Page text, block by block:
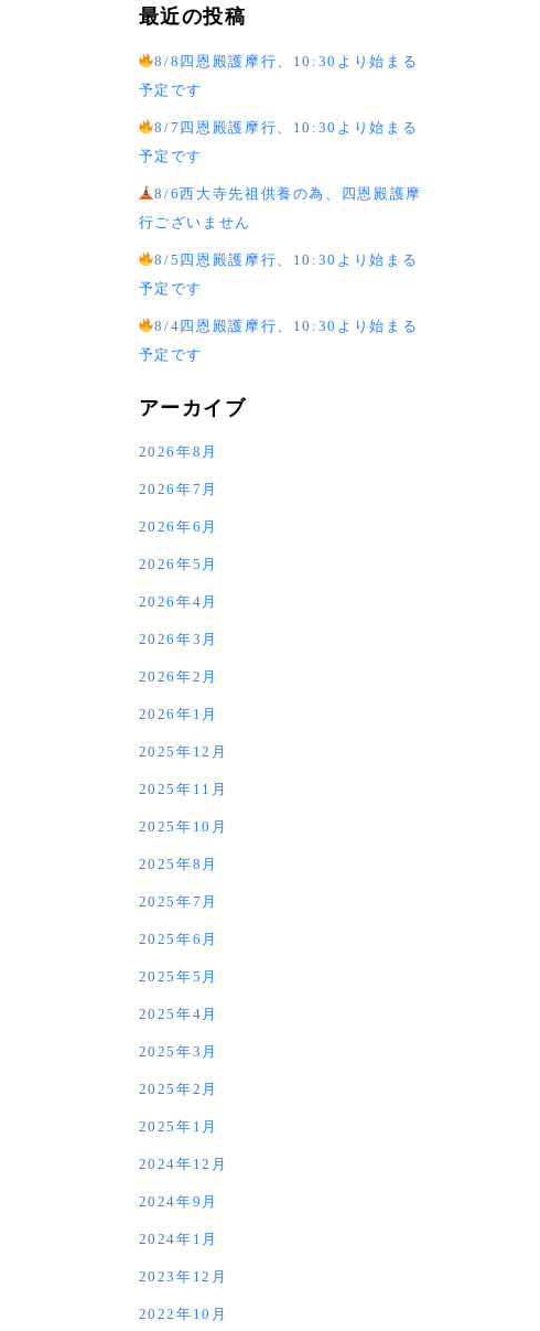
最近の投稿
8/8四恩殿護摩行、10:30より始まる
予定です
8/7四恩殿護摩行、10:30より始まる
予定です
8/6西大寺先祖供養の為、四恩殿護摩
行ございません
8/5四恩殿護摩行、10:30より始まる
予定です
8/4四恩殿護摩行、10:30より始まる
予定です
アーカイブ
2026年8月
2026年7月
2026年6月
2026年5月
2026年4月
2026年3月
2026年2月
2026年1月
2025年12月
2025年11月
2025年10月
2025年8月
2025年7月
2025年6月
2025年5月
2025年4月
2025年3月
2025年2月
2025年1月
2024年12月
2024年9月
2024年1月
2023年12月
2022年10月